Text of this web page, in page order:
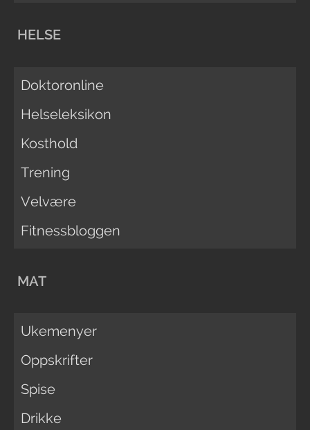
HELSE
Doktoronline
Helseleksikon
Kosthold
Trening
Velvære
Fitnessbloggen
MAT
Ukemenyer
Oppskrifter
Spise
Drikke